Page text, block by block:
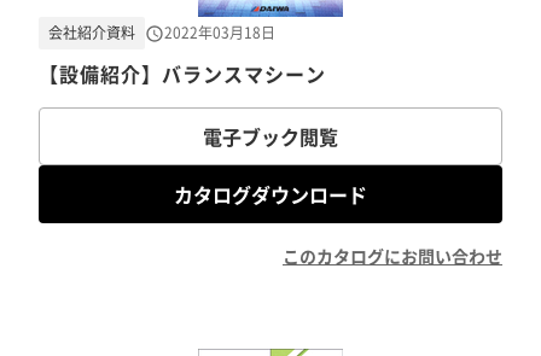
【設備紹介】バランスマシーン
会社紹介資料 2022年03月18日
電子ブック閲覧
カタログダウンロード
このカタログにお問い合わせ